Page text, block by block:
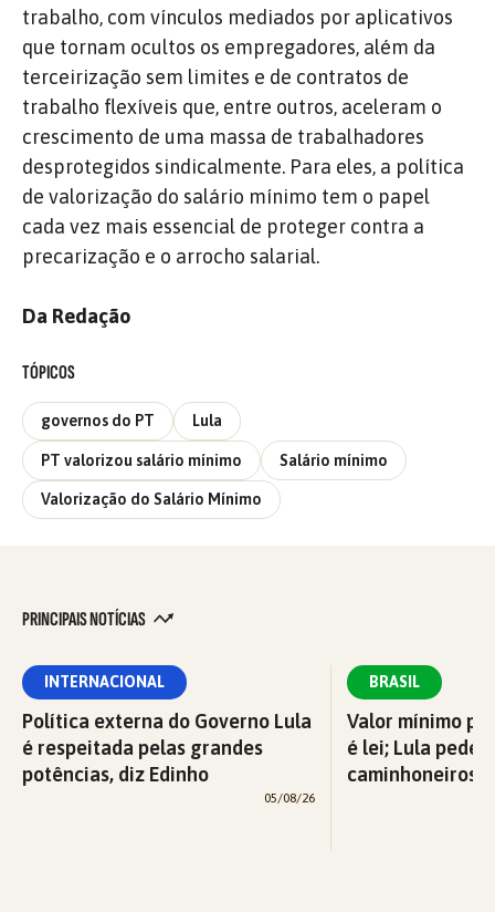
trabalho, com vínculos mediados por aplicativos
que tornam ocultos os empregadores, além da
terceirização sem limites e de contratos de
trabalho flexíveis que, entre outros, aceleram o
crescimento de uma massa de trabalhadores
desprotegidos sindicalmente. Para eles, a política
de valorização do salário mínimo tem o papel
cada vez mais essencial de proteger contra a
precarização e o arrocho salarial.
Da Redação
TÓPICOS
governos do PT Lula
PT valorizou salário mínimo Salário mínimo
Valorização do Salário Mínimo
PRINCIPAIS NOTÍCIAS
INTERNACIONAL
Política externa do Governo Lula
é respeitada pelas grandes
potências, diz Edinho
05/08/26
BRASIL
Valor mínimo
é lei; Lula pede
caminhoneiros